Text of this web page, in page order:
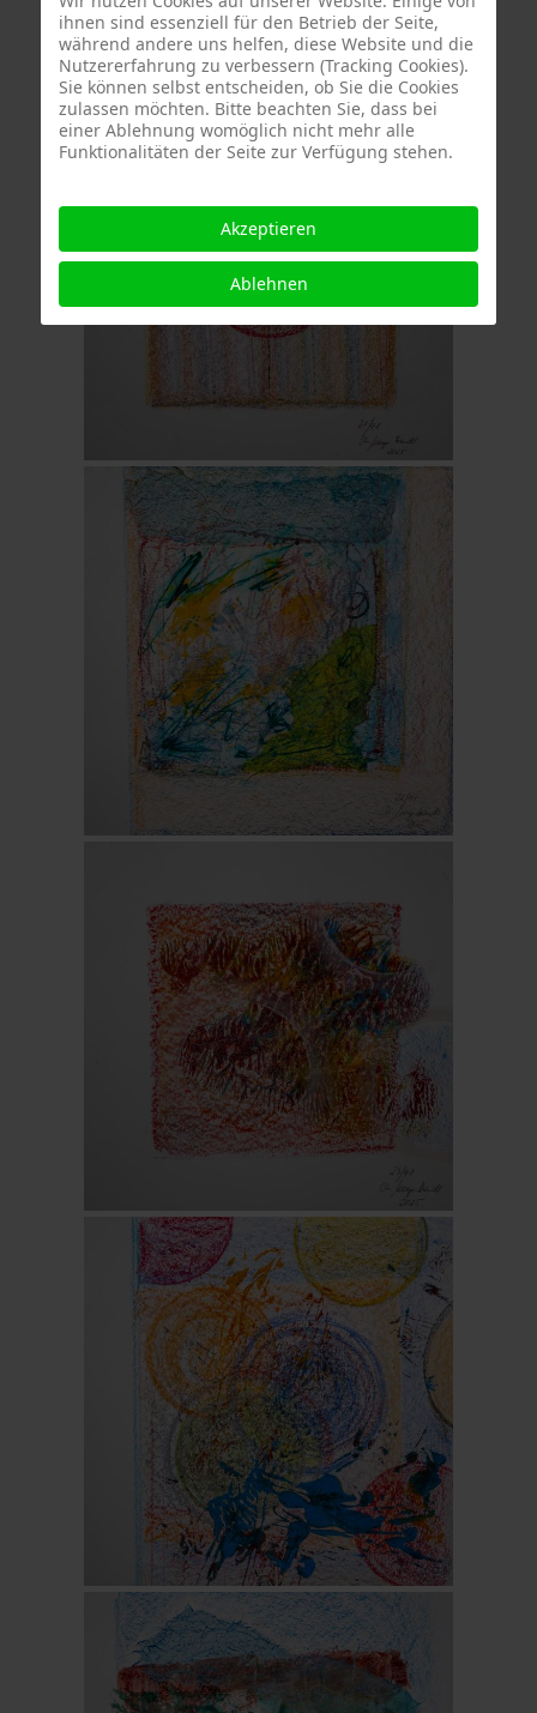
ihnen sind essenziell für den Betrieb der Seite,
während andere uns helfen, diese Website und die
Nutzererfahrung zu verbessern (Tracking Cookies).
Sie können selbst entscheiden, ob Sie die Cookies
zulassen möchten. Bitte beachten Sie, dass bei
einer Ablehnung womöglich nicht mehr alle
Funktionalitäten der Seite zur Verfügung stehen.
Akzeptieren
Ablehnen